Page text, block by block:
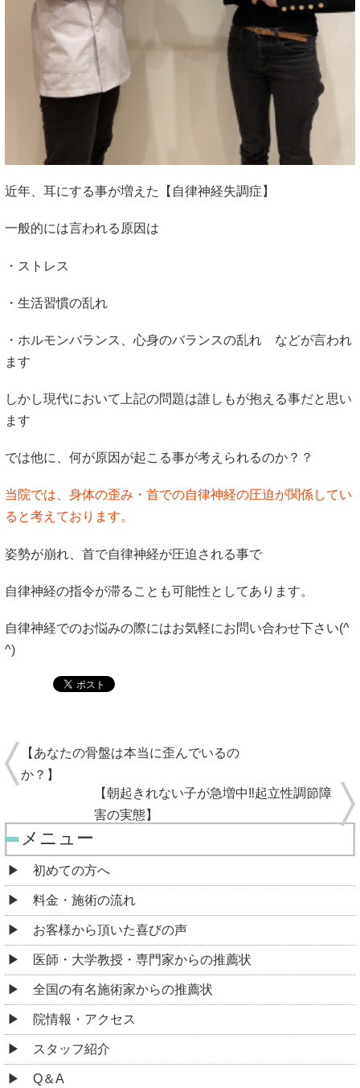
近年、耳にする事が増えた【自律神経失調症】
一般的には言われる原因は
・ストレス
・生活習慣の乱れ
・ホルモンバランス、心身のバランスの乱れ などが言われ
ます
しかし現代において上記の問題は誰しもが抱える事だと思い
ます
では他に、何が原因が起こる事が考えられるのか？？
当院では、身体の歪み・首での自律神経の圧迫が関係してい
ると考えております。
姿勢が崩れ、首で自律神経が圧迫される事で
自律神経の指令が滞ることも可能性としてあります。
自律神経でのお悩みの際にはお気軽にお問い合わせ下さい(^
^)
【あなたの骨盤は本当に歪んでいるの
か？】
【朝起きれない子が急増中‼︎起立性調節障
害の実態】
メニュー
初めての方へ
料金・施術の流れ
お客様から頂いた喜びの声
医師・大学教授・専門家からの推薦状
全国の有名施術家からの推薦状
院情報・アクセス
スタッフ紹介
Q＆A